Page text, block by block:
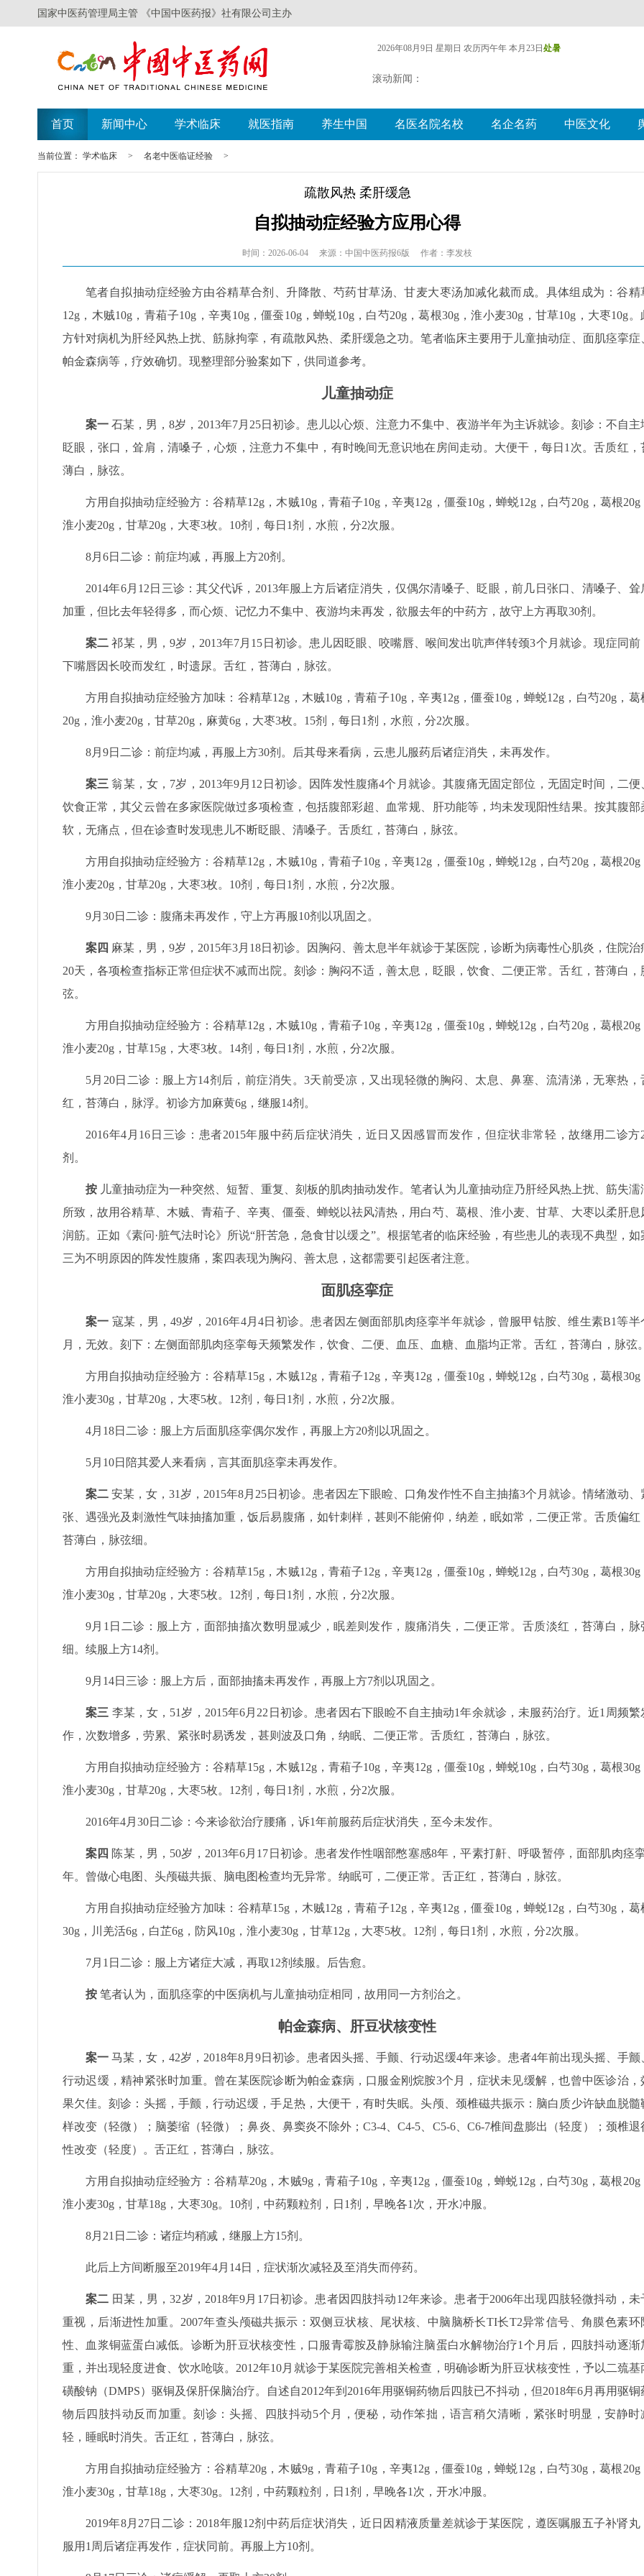
国家中医药管理局主管 《中国中医药报》社有限公司主办
2026年08月9日 星期日 农历丙午年 本月23日 处暑
滚动新闻：
首页 新闻中心 学术临床 就医指南 养生中国 名医名院名校 名企名药 中医文化
当前位置： 学术临床 > 名老中医临证经验 >
疏散风热 柔肝缓急
自拟抽动症经验方应用心得
时间：2026-06-04 来源：中国中医药报6版 作者：李发枝
笔者自拟抽动症经验方由谷精草合剂、升降散、芍药甘草汤、甘麦大枣汤加减化裁而成。具体组成为：谷精
12g，木贼10g，青葙子10g，辛夷10g，僵蚕10g，蝉蜕10g，白芍20g，葛根30g，淮小麦30g，甘草10g，大枣10g。
方针对病机为肝经风热上扰、筋脉拘挛，有疏散风热、柔肝缓急之功。笔者临床主要用于儿童抽动症、面肌痉挛症
帕金森病等，疗效确切。现整理部分验案如下，供同道参考。
儿童抽动症
案一 石某，男，8岁，2013年7月25日初诊。患儿以心烦、注意力不集中、夜游半年为主诉就诊。刻诊：不自主
眨眼，张口，耸肩，清嗓子，心烦，注意力不集中，有时晚间无意识地在房间走动。大便干，每日1次。舌质红，
薄白，脉弦。
方用自拟抽动症经验方：谷精草12g，木贼10g，青葙子10g，辛夷12g，僵蚕10g，蝉蜕12g，白芍20g，葛根20g
淮小麦20g，甘草20g，大枣3枚。10剂，每日1剂，水煎，分2次服。
8月6日二诊：前症均减，再服上方20剂。
2014年6月12日三诊：其父代诉，2013年服上方后诸症消失，仅偶尔清嗓子、眨眼，前几日张口、清嗓子、耸
加重，但比去年轻得多，而心烦、记忆力不集中、夜游均未再发，欲服去年的中药方，故守上方再取30剂。
案二 祁某，男，9岁，2013年7月15日初诊。患儿因眨眼、咬嘴唇、喉间发出吭声伴转颈3个月就诊。现症同前
下嘴唇因长咬而发红，时遗尿。舌红，苔薄白，脉弦。
方用自拟抽动症经验方加味：谷精草12g，木贼10g，青葙子10g，辛夷12g，僵蚕10g，蝉蜕12g，白芍20g，葛
20g，淮小麦20g，甘草20g，麻黄6g，大枣3枚。15剂，每日1剂，水煎，分2次服。
8月9日二诊：前症均减，再服上方30剂。后其母来看病，云患儿服药后诸症消失，未再发作。
案三 翁某，女，7岁，2013年9月12日初诊。因阵发性腹痛4个月就诊。其腹痛无固定部位，无固定时间，二便
饮食正常，其父云曾在多家医院做过多项检查，包括腹部彩超、血常规、肝功能等，均未发现阳性结果。按其腹部
软，无痛点，但在诊查时发现患儿不断眨眼、清嗓子。舌质红，苔薄白，脉弦。
方用自拟抽动症经验方：谷精草12g，木贼10g，青葙子10g，辛夷12g，僵蚕10g，蝉蜕12g，白芍20g，葛根20g
淮小麦20g，甘草20g，大枣3枚。10剂，每日1剂，水煎，分2次服。
9月30日二诊：腹痛未再发作，守上方再服10剂以巩固之。
案四 麻某，男，9岁，2015年3月18日初诊。因胸闷、善太息半年就诊于某医院，诊断为病毒性心肌炎，住院治
20天，各项检查指标正常但症状不减而出院。刻诊：胸闷不适，善太息，眨眼，饮食、二便正常。舌红，苔薄白，
弦。
方用自拟抽动症经验方：谷精草12g，木贼10g，青葙子10g，辛夷12g，僵蚕10g，蝉蜕12g，白芍20g，葛根20g
淮小麦20g，甘草15g，大枣3枚。14剂，每日1剂，水煎，分2次服。
5月20日二诊：服上方14剂后，前症消失。3天前受凉，又出现轻微的胸闷、太息、鼻塞、流清涕，无寒热，
红，苔薄白，脉浮。初诊方加麻黄6g，继服14剂。
2016年4月16日三诊：患者2015年服中药后症状消失，近日又因感冒而发作，但症状非常轻，故继用二诊方
剂。
按 儿童抽动症为一种突然、短暂、重复、刻板的肌肉抽动发作。笔者认为儿童抽动症乃肝经风热上扰、筋失濡
所致，故用谷精草、木贼、青葙子、辛夷、僵蚕、蝉蜕以祛风清热，用白芍、葛根、淮小麦、甘草、大枣以柔肝息
润筋。正如《素问·脏气法时论》所说“肝苦急，急食甘以缓之”。根据笔者的临床经验，有些患儿的表现不典型，如
三为不明原因的阵发性腹痛，案四表现为胸闷、善太息，这都需要引起医者注意。
面肌痉挛症
案一 寇某，男，49岁，2016年4月4日初诊。患者因左侧面部肌肉痉挛半年就诊，曾服甲钴胺、维生素B1等半
月，无效。刻下：左侧面部肌肉痉挛每天频繁发作，饮食、二便、血压、血糖、血脂均正常。舌红，苔薄白，脉弦。
方用自拟抽动症经验方：谷精草15g，木贼12g，青葙子12g，辛夷12g，僵蚕10g，蝉蜕12g，白芍30g，葛根30g
淮小麦30g，甘草20g，大枣5枚。12剂，每日1剂，水煎，分2次服。
4月18日二诊：服上方后面肌痉挛偶尔发作，再服上方20剂以巩固之。
5月10日陪其爱人来看病，言其面肌痉挛未再发作。
案二 安某，女，31岁，2015年8月25日初诊。患者因左下眼睑、口角发作性不自主抽搐3个月就诊。情绪激动、
张、遇强光及刺激性气味抽搐加重，饭后易腹痛，如针刺样，甚则不能俯仰，纳差，眠如常，二便正常。舌质偏红
苔薄白，脉弦细。
方用自拟抽动症经验方：谷精草15g，木贼12g，青葙子12g，辛夷12g，僵蚕10g，蝉蜕12g，白芍30g，葛根30g
淮小麦30g，甘草20g，大枣5枚。12剂，每日1剂，水煎，分2次服。
9月1日二诊：服上方，面部抽搐次数明显减少，眠差则发作，腹痛消失，二便正常。舌质淡红，苔薄白，脉
细。续服上方14剂。
9月14日三诊：服上方后，面部抽搐未再发作，再服上方7剂以巩固之。
案三 李某，女，51岁，2015年6月22日初诊。患者因右下眼睑不自主抽动1年余就诊，未服药治疗。近1周频繁
作，次数增多，劳累、紧张时易诱发，甚则波及口角，纳眠、二便正常。舌质红，苔薄白，脉弦。
方用自拟抽动症经验方：谷精草15g，木贼12g，青葙子10g，辛夷12g，僵蚕10g，蝉蜕10g，白芍30g，葛根30g
淮小麦30g，甘草20g，大枣5枚。12剂，每日1剂，水煎，分2次服。
2016年4月30日二诊：今来诊欲治疗腰痛，诉1年前服药后症状消失，至今未发作。
案四 陈某，男，50岁，2013年6月17日初诊。患者发作性咽部憋塞感8年，平素打鼾、呼吸暂停，面部肌肉痉
年。曾做心电图、头颅磁共振、脑电图检查均无异常。纳眠可，二便正常。舌正红，苔薄白，脉弦。
方用自拟抽动症经验方加味：谷精草15g，木贼12g，青葙子12g，辛夷12g，僵蚕10g，蝉蜕12g，白芍30g，葛
30g，川羌活6g，白芷6g，防风10g，淮小麦30g，甘草12g，大枣5枚。12剂，每日1剂，水煎，分2次服。
7月1日二诊：服上方诸症大减，再取12剂续服。后告愈。
按 笔者认为，面肌痉挛的中医病机与儿童抽动症相同，故用同一方剂治之。
帕金森病、肝豆状核变性
案一 马某，女，42岁，2018年8月9日初诊。患者因头摇、手颤、行动迟缓4年来诊。患者4年前出现头摇、手颤
行动迟缓，精神紧张时加重。曾在某医院诊断为帕金森病，口服金刚烷胺3个月，症状未见缓解，也曾中医诊治，
果欠佳。刻诊：头摇，手颤，行动迟缓，手足热，大便干，有时失眠。头颅、颈椎磁共振示：脑白质少许缺血脱髓
样改变（轻微）；脑萎缩（轻微）；鼻炎、鼻窦炎不除外；C3-4、C4-5、C5-6、C6-7椎间盘膨出（轻度）；颈椎退
性改变（轻度）。舌正红，苔薄白，脉弦。
方用自拟抽动症经验方：谷精草20g，木贼9g，青葙子10g，辛夷12g，僵蚕10g，蝉蜕12g，白芍30g，葛根20g
淮小麦30g，甘草18g，大枣30g。10剂，中药颗粒剂，日1剂，早晚各1次，开水冲服。
8月21日二诊：诸症均稍减，继服上方15剂。
此后上方间断服至2019年4月14日，症状渐次减轻及至消失而停药。
案二 田某，男，32岁，2018年9月17日初诊。患者因四肢抖动12年来诊。患者于2006年出现四肢轻微抖动，未
重视，后渐进性加重。2007年查头颅磁共振示：双侧豆状核、尾状核、中脑脑桥长TI长T2异常信号、角膜色素环
性、血浆铜蓝蛋白减低。诊断为肝豆状核变性，口服青霉胺及静脉输注脑蛋白水解物治疗1个月后，四肢抖动逐渐
重，并出现轻度进食、饮水呛咳。2012年10月就诊于某医院完善相关检查，明确诊断为肝豆状核变性，予以二巯基
磺酸钠（DMPS）驱铜及保肝保脑治疗。自述自2012年到2016年用驱铜药物后四肢已不抖动，但2018年6月再用驱铜
物后四肢抖动反而加重。刻诊：头摇、四肢抖动5个月，便秘，动作笨拙，语言稍欠清晰，紧张时明显，安静时
轻，睡眠时消失。舌正红，苔薄白，脉弦。
方用自拟抽动症经验方：谷精草20g，木贼9g，青葙子10g，辛夷12g，僵蚕10g，蝉蜕12g，白芍30g，葛根20g
淮小麦30g，甘草18g，大枣30g。12剂，中药颗粒剂，日1剂，早晚各1次，开水冲服。
2019年8月27日二诊：2018年服12剂中药后症状消失，近日因精液质量差就诊于某医院，遵医嘱服五子补肾丸
服用1周后诸症再发作，症状同前。再服上方10剂。